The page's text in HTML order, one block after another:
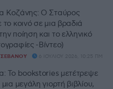
Κοζάνης: Ο Σταύρος
κοινό σε μια βραδιά
ποίηση και το ελληνικό
-Βίντεο)
6 ΙΟΥΛΊΟΥ 2026, 10:25 ΠΜ
Το bookstories μετέτρεψε
μεγάλη γιορτή βιβλίου,